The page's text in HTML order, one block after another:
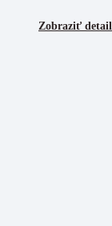
Zobraziť detail